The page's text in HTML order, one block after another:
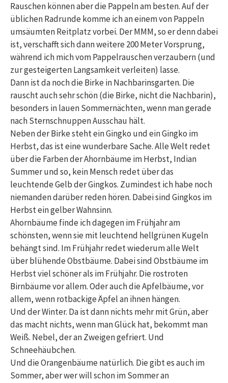
Rauschen können aber die Pappeln am besten. Auf der
üblichen Radrunde komme ich an einem von Pappeln
umsäumten Reitplatz vorbei. Der MMM, so er denn dabei
ist, verschafft sich dann weitere 200 Meter Vorsprung,
während ich mich vom Pappelrauschen verzaubern (und
zur gesteigerten Langsamkeit verleiten) lasse.
Dann ist da noch die Birke in Nachbarinsgarten. Die
rauscht auch sehr schön (die Birke, nicht die Nachbarin),
besonders in lauen Sommernächten, wenn man gerade
nach Sternschnuppen Ausschau hält.
Neben der Birke steht ein Gingko und ein Gingko im
Herbst, das ist eine wunderbare Sache. Alle Welt redet
über die Farben der Ahornbäume im Herbst, Indian
Summer und so, kein Mensch redet über das
leuchtende Gelb der Gingkos. Zumindest ich habe noch
niemanden darüber reden hören. Dabei sind Gingkos im
Herbst ein gelber Wahnsinn.
Ahornbäume finde ich dagegen im Frühjahr am
schönsten, wenn sie mit leuchtend hellgrünen Kugeln
behängt sind. Im Frühjahr redet wiederum alle Welt
über blühende Obstbäume. Dabei sind Obstbäume im
Herbst viel schöner als im Frühjahr. Die rostroten
Birnbäume vor allem. Oder auch die Apfelbäume, vor
allem, wenn rotbackige Äpfel an ihnen hängen.
Und der Winter. Da ist dann nichts mehr mit Grün, aber
das macht nichts, wenn man Glück hat, bekommt man
Weiß. Nebel, der an Zweigen gefriert. Und
Schneehäubchen.
Und die Orangenbäume natürlich. Die gibt es auch im
Sommer, aber wer will schon im Sommer an